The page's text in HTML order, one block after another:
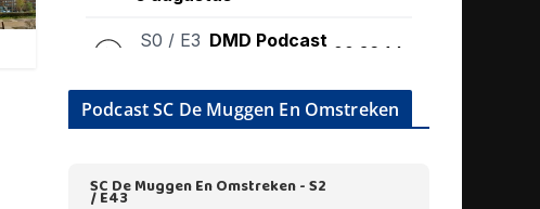
Podcast SC De Muggen En Omstreken